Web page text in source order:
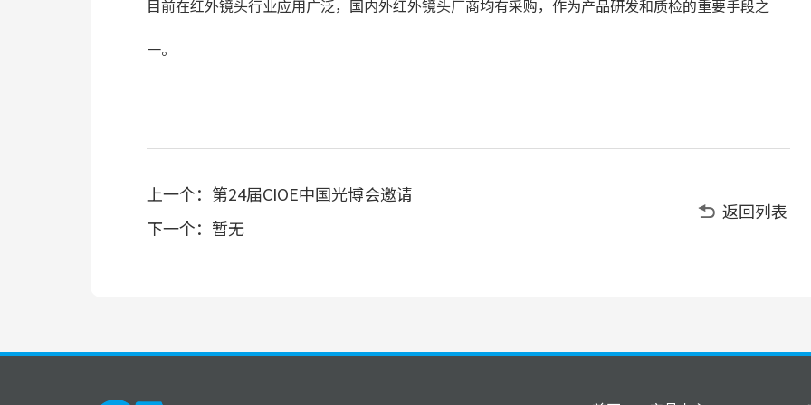
目前在红外镜头行业应用广泛，国内外红外镜头厂商均有采购，作为产品研发和质检的重要手段之
一。
上一个： 第24届CIOE中国光博会邀请
下一个： 暂无
返回列表